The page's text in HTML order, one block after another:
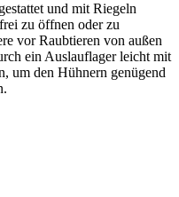
und mit Riegeln
zu öffnen oder zu
vor Raubtieren von außen
ein Auslauflager leicht mit
um den Hühnern genügend